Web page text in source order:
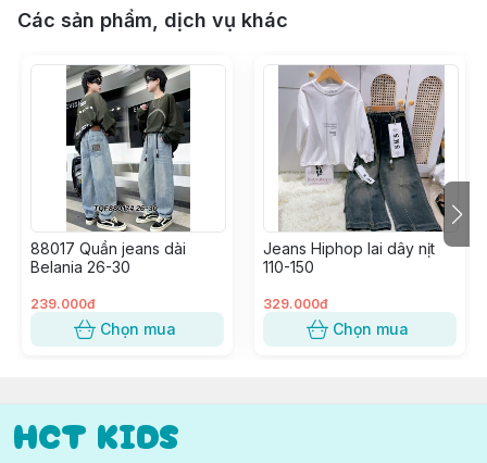
Các sản phẩm, dịch vụ khác
88017 Quần jeans dài
Belania 26-30
239.000đ
Chọn mua
Jeans Hiphop lai dây nịt
110-150
329.000đ
Chọn mua
HCT KIDS